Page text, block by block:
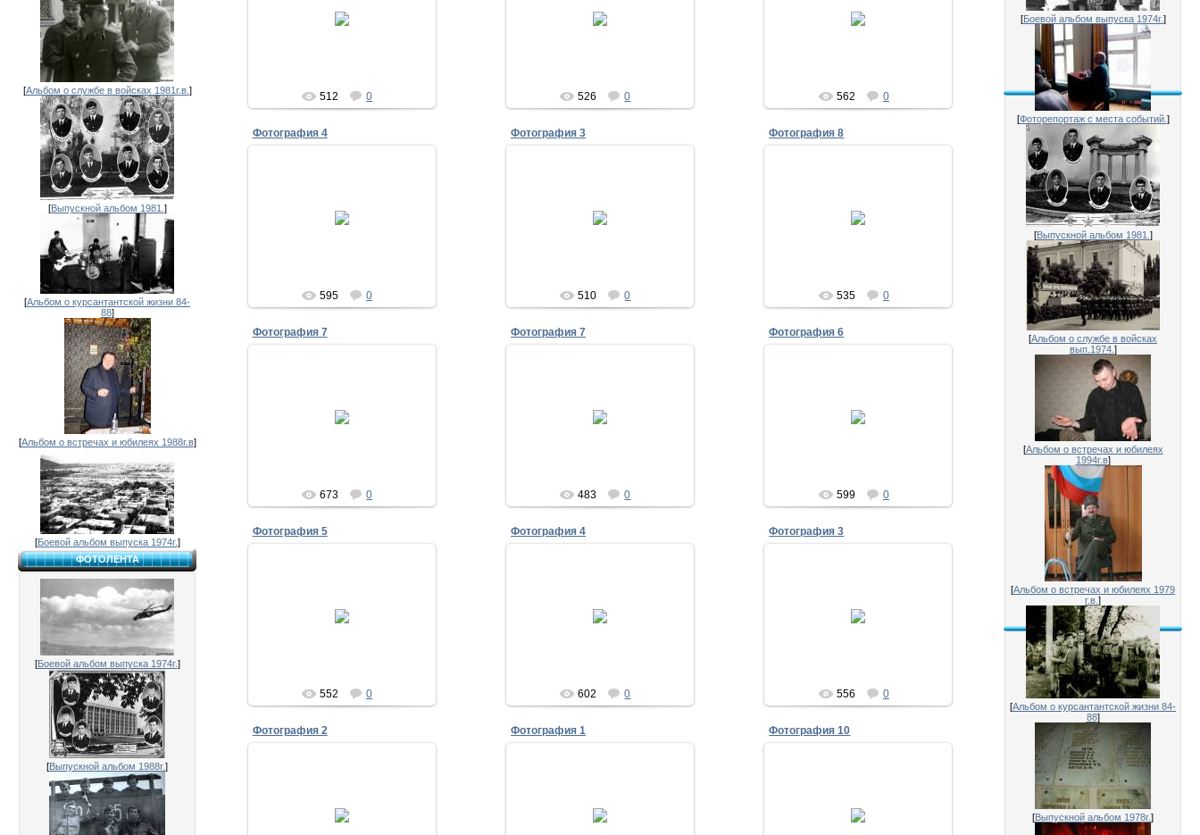
[Альбом о службе в войсках 1981г.в. ]
[Выпускной альбом 1981. ]
[Альбом о курсантантской жизни 84-
88]
[Альбом о встречах и юбилеях 1988г.в]
[Боевой альбом выпуска 1974г.]
ФОТОЛЕНТА
[Боевой альбом выпуска 1974г.]
[Выпускной альбом 1988г.]
Встреча на 30-летие выпуска 23
июля 2011 года
512 0
30 лет выпуска из ПВВКУС
526 0
30 лет выпуска из ПВВКУС
562 0
Фотография 4
Володя Лихошва у памятника
595 0
Фотография 3
30 лет выпуска 1981
510 0
Фотография 8
30 лет выпуска 1981
Володя Лихошва
535 0
Фотография 7
нашего выпуска 1981 на 30-
673 0
Фотография 7
30 лет выпуска 1981
Первые минуты встречи
483 0
Фотография 6
30 лет выпуска 1981
А.Корытовский и В.Лысенко
599 0
Фотография 5
Первые минуты встречи с
командиром 2-го батальона
552 0
Фотография 4
30 лет выпуска 1981
Лысенко и Краснопёров.
602 0
Фотография 3
556 0
Фотография 2
30 лет выпуска 1981
А.Корытовский,Ю.Рекало,В.Лысенко
Фотография 1
представители первого взвода
Фотография 10
30 лет выпуска 1981
Юрий Лукшин (Душман)
[Боевой альбом выпуска 1974г.]
[Фоторепортаж с места событий. ]
[Выпускной альбом 1981. ]
[Альбом о службе в войсках
вып.1974. ]
[Альбом о встречах и юбилеях
1994г.в]
[Альбом о встречах и юбилеях 1979
г.в. ]
[Альбом о курсантантской жизни 84-
88]
[Выпускной альбом 1978г.]